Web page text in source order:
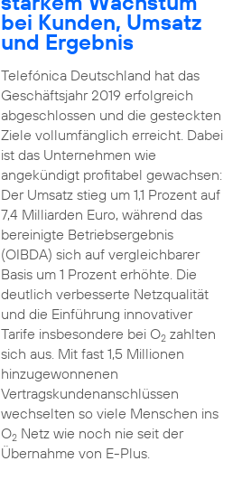
bei Kunden, Umsatz
und Ergebnis
Telefónica Deutschland hat das
Geschäftsjahr 2019 erfolgreich
abgeschlossen und die gesteckten
Ziele vollumfänglich erreicht. Dabei
ist das Unternehmen wie
angekündigt profitabel gewachsen:
Der Umsatz stieg um 1,1 Prozent auf
7,4 Milliarden Euro, während das
bereinigte Betriebsergebnis
(OIBDA) sich auf vergleichbarer
Basis um 1 Prozent erhöhte. Die
deutlich verbesserte Netzqualität
und die Einführung innovativer
Tarife insbesondere bei O2zahlten
sich aus. Mit fast 1,5 Millionen
hinzugewonnenen
Vertragskundenanschlüssen
wechselten so viele Menschen ins
O2Netz wie noch nie seit der
Übernahme von E-Plus.